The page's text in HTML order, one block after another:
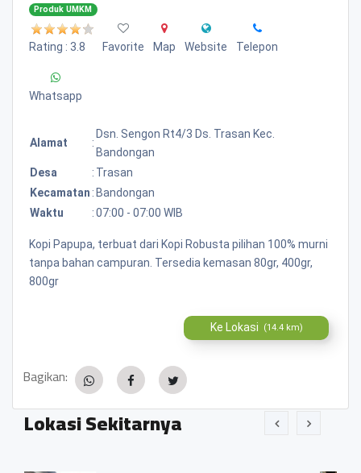
Produk UMKM
Rating : 3.8 Favorite Map Website Telepon
Whatsapp
Alamat :
Dsn. Sengon Rt4/3 Ds. Trasan Kec.
Bandongan
Desa
: Trasan
Kecamatan : Bandongan
Waktu
:07:00 - 07:00 WIB
Kopi Papupa, terbuat dari Kopi Robusta pilihan 100% murni
tanpa bahan campuran. Tersedia kemasan 80gr, 400gr,
800gr
Ke Lokasi (14.4 km)
Bagikan:
Lokasi Sekitarnya